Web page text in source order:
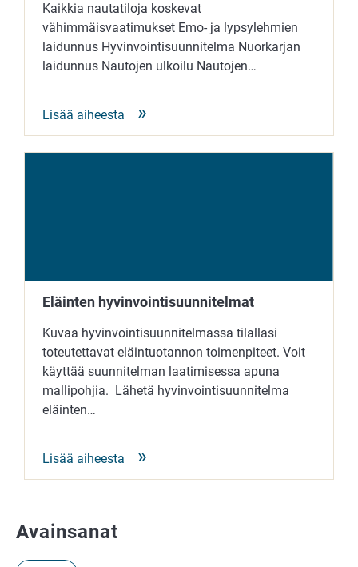
Avainsanat
Kaikkia nautatiloja koskevat
vähimmäisvaatimukset Emo- ja lypsylehmien
laidunnus Hyvinvointisuunnitelma Nuorkarjan
laidunnus Nautojen ulkoilu Nautojen…
Lisää aiheesta
Eläinten hyvinvointisuunnitelmat
Kuvaa hyvinvointisuunnitelmassa tilallasi
toteutettavat eläintuotannon toimenpiteet. Voit
käyttää suunnitelman laatimisessa apuna
mallipohjia. Lähetä hyvinvointisuunnitelma
eläinten…
Lisää aiheesta